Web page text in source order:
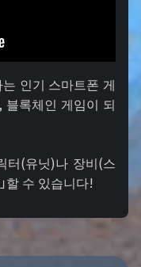
인기 스마트폰 게
블록체인 게임이 되
터(유닛)나 장비(스
할 수 있습니다!